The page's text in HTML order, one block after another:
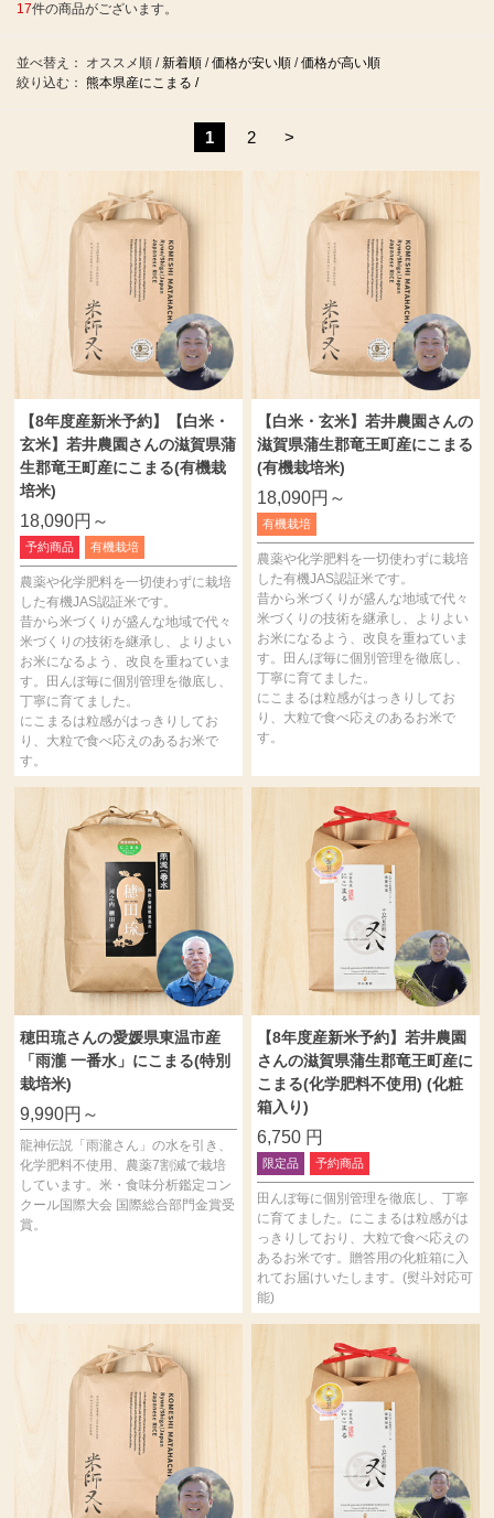
17件の商品がございます。
並べ替え： オススメ順 /新着順 /価格が安い順 /価格が高い順
絞り込む： 熊本県産にこまる /
1 2 >
【8年度産新米予約】【白米・
玄米】若井農園さんの滋賀県蒲
生郡竜王町産にこまる(有機栽
培米)
18,090円～
予約商品 有機栽培
農薬や化学肥料を一切使わずに栽培
した有機JAS認証米です。
昔から米づくりが盛んな地域で代々
米づくりの技術を継承し、よりよい
お米になるよう、改良を重ねていま
す。田んぼ毎に個別管理を徹底し、
丁寧に育てました。
にこまるは粒感がはっきりしてお
り、大粒で食べ応えのあるお米で
す。
【白米・玄米】若井農園さんの
滋賀県蒲生郡竜王町産にこまる
(有機栽培米)
18,090円～
有機栽培
農薬や化学肥料を一切使わずに栽培
した有機JAS認証米です。
昔から米づくりが盛んな地域で代々
米づくりの技術を継承し、よりよい
お米になるよう、改良を重ねていま
す。田んぼ毎に個別管理を徹底し、
丁寧に育てました。
にこまるは粒感がはっきりしてお
り、大粒で食べ応えのあるお米で
す。
穂田琉さんの愛媛県東温市産
「雨瀧 一番水」にこまる(特別
栽培米)
9,990円～
龍神伝説「雨瀧さん」の水を引き、
化学肥料不使用、農薬7割減で栽培
しています。米・食味分析鑑定コン
クール国際大会 国際総合部門金賞受
賞。
【8年度産新米予約】若井農園
さんの滋賀県蒲生郡竜王町産に
こまる(化学肥料不使用) (化粧
箱入り)
6,750 円
限定品 予約商品
田んぼ毎に個別管理を徹底し、丁寧
に育てました。にこまるは粒感がは
っきりしており、大粒で食べ応えの
あるお米です。贈答用の化粧箱に入
れてお届けいたします。(熨斗対応可
能)